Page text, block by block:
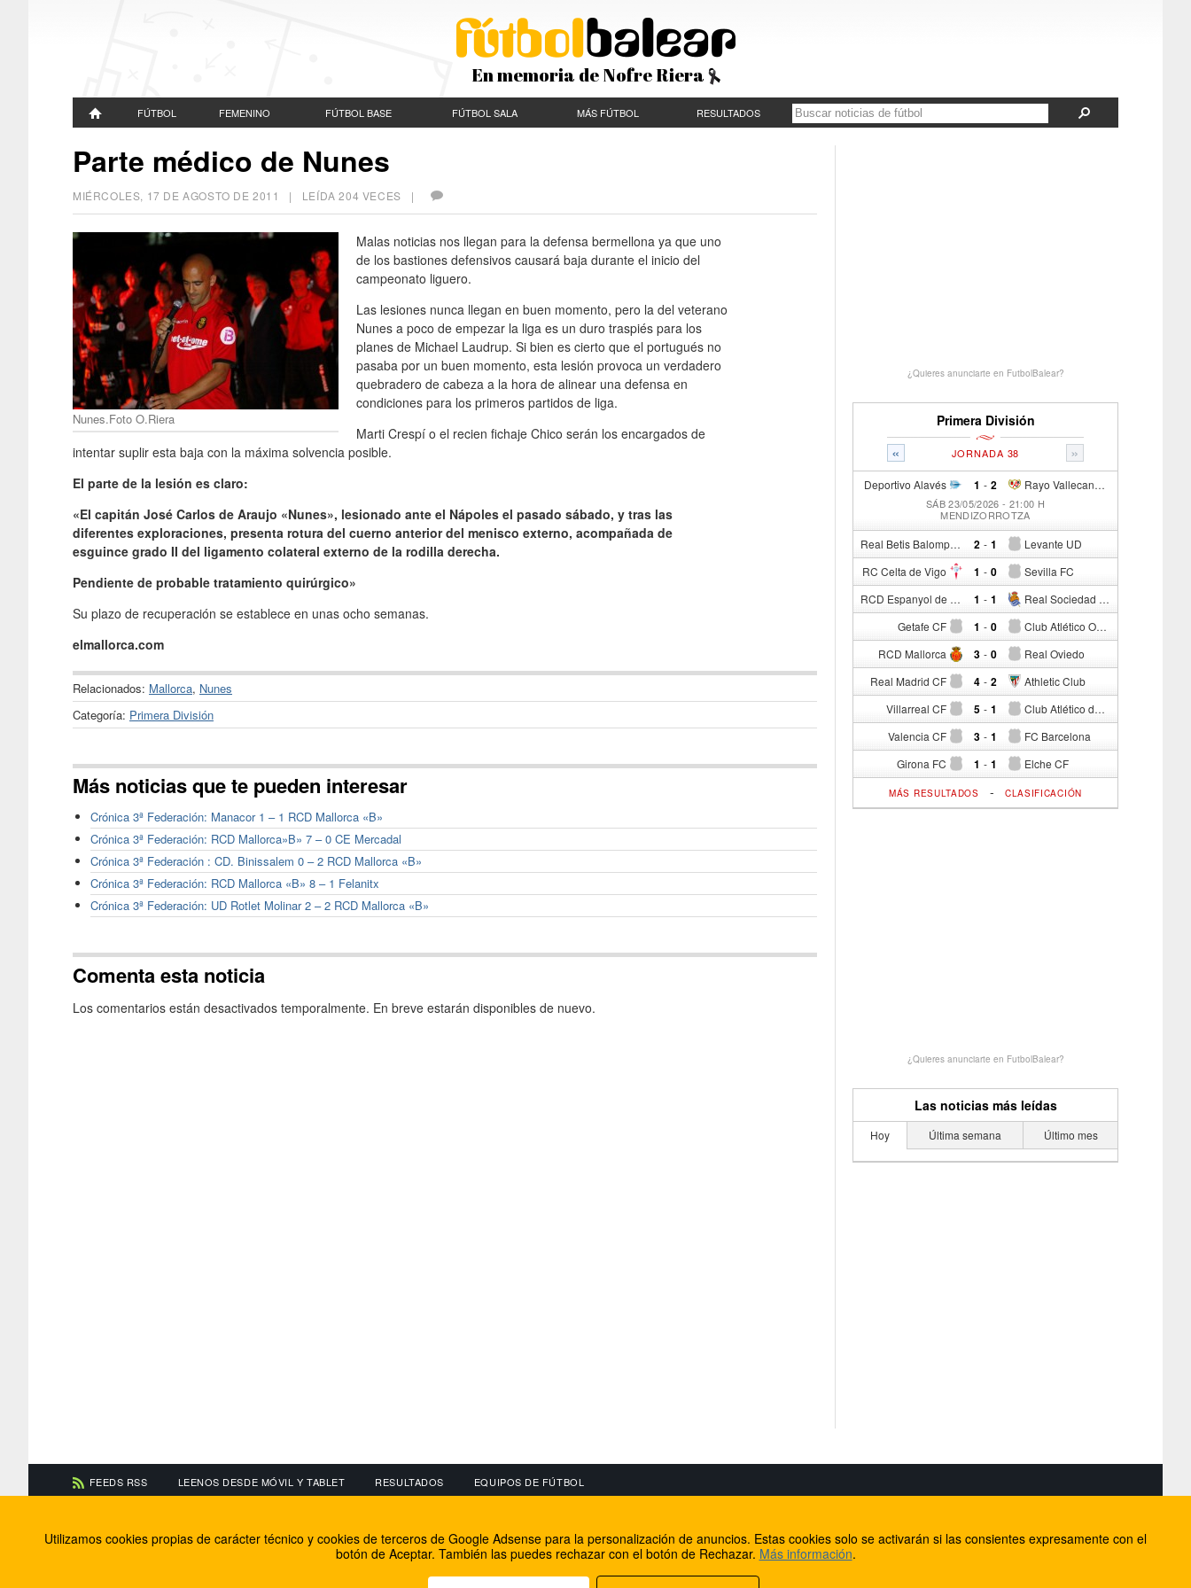
En memoria de Nofre Riera
FÚTBOL FEMENINO FÚTBOL BASE FÚTBOL SALA MÁS FÚTBOL RESULTADOS
Parte médico de Nunes
MIÉRCOLES, 17 DE AGOSTO DE 2011 | LEÍDA 204 VECES |
Nunes.Foto O.Riera
Malas noticias nos llegan para la defensa bermellona ya que uno
de los bastiones defensivos causará baja durante el inicio del
campeonato liguero.
Las lesiones nunca llegan en buen momento, pero la del veterano
Nunes a poco de empezar la liga es un duro traspiés para los
planes de Michael Laudrup. Si bien es cierto que el portugués no
pasaba por un buen momento, esta lesión provoca un verdadero
quebradero de cabeza a la hora de alinear una defensa en
condiciones para los primeros partidos de liga.
Marti Crespí o el recien fichaje Chico serán los encargados de
intentar suplir esta baja con la máxima solvencia posible.
El parte de la lesión es claro:
«El capitán José Carlos de Araujo «Nunes», lesionado ante el Nápoles el pasado sábado, y tras las
diferentes exploraciones, presenta rotura del cuerno anterior del menisco externo, acompañada de
esguince grado II del ligamento colateral externo de la rodilla derecha.
Pendiente de probable tratamiento quirúrgico»
Su plazo de recuperación se establece en unas ocho semanas.
elmallorca.com
Relacionados: Mallorca, Nunes
Categoría: Primera División
Más noticias que te pueden interesar
Crónica 3ª Federación: Manacor 1 – 1 RCD Mallorca «B»
Crónica 3ª Federación: RCD Mallorca»B» 7 – 0 CE Mercadal
Crónica 3ª Federación : CD. Binissalem 0 – 2 RCD Mallorca «B»
Crónica 3ª Federación: RCD Mallorca «B» 8 – 1 Felanitx
Crónica 3ª Federación: UD Rotlet Molinar 2 – 2 RCD Mallorca «B»
Comenta esta noticia
Los comentarios están desactivados temporalmente. En breve estarán disponibles de nuevo.
¿Quieres anunciarte en FutbolBalear?
Primera División
« »
JORNADA 38
Deportivo Alavés 1 - Rayo Vallecano de Madrid
2
SÁB 23/05/2026 - 21:00 H
MENDIZORROTZA
Real Betis Balompié 2 - Levante UD
1
RC Celta de Vigo 1 - Sevilla FC
0
RCD Espanyol de Barcelona 1 - Real Sociedad de Fútbol
1
Getafe CF 1 - Club Atlético Osasuna
0
RCD Mallorca 3 - Real Oviedo
0
Real Madrid CF 4 - Athletic Club
2
Villarreal CF 5 - Club Atlético de Madrid
1
Valencia CF 3 - FC Barcelona
1
Girona FC 1 - Elche CF
1
MÁS RESULTADOS - CLASIFICACIÓN
¿Quieres anunciarte en FutbolBalear?
Las noticias más leídas
Hoy Última semana Último mes
FEEDS RSS LEENOS DESDE MÓVIL Y TABLET RESULTADOS EQUIPOS DE FÚTBOL
Información de contacto
El equipo de FútbolBalear
Soluciones Corporativas IP
Facebook
Twitter
Internet Rural Mallorca
Registro de dominios
Utilizamos cookies propias de carácter técnico y cookies de terceros de Google Adsense para la personalización de anuncios. Estas cookies solo se activarán si las consientes expresamente con el
botón de Aceptar. También las puedes rechazar con el botón de Rechazar. Más información.